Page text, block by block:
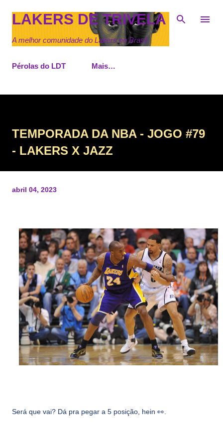
Pular para o conteúdo principal
LAKERS DE TRIVELA
A melhor comunidade do Lakers no Brasil
Pérolas do LDT Mais…
TEMPORADA DA NBA - JOGO #79
- LAKERS X JAZZ
abril 04, 2023
Será que vai? Dá pra pegar a 5 posição, hein 👀.